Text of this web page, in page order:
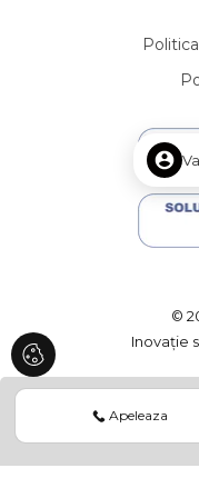
Apartamente de vanzare in
Apartamente de vanzare
Apartamente de vanzare
Apartamente de vanzare in
Apartamente de vanzare in
Apartamente de vanzare in
Apartamente de vanzare
Case de vanzare
Case de vanzare in Cluj-
Case de vanzare in Cluj-
Case de vanzare in Cluj-
Case de vanzare in Cluj-
Case de vanzare in Cluj-
Apeleaza
©
Inovație